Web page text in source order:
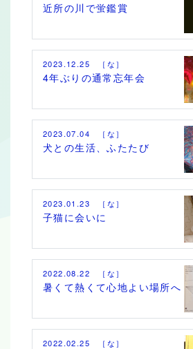
近所の川で蛍鑑賞
2023.12.25 ［な］
4年ぶりの通常忘年会
2023.07.04 ［な］
犬との生活、ふたたび
2023.01.23 ［な］
子猫に会いに
2022.08.22 ［な］
暑くて熱くて心地よい場所へ
2022.02.25 ［な］